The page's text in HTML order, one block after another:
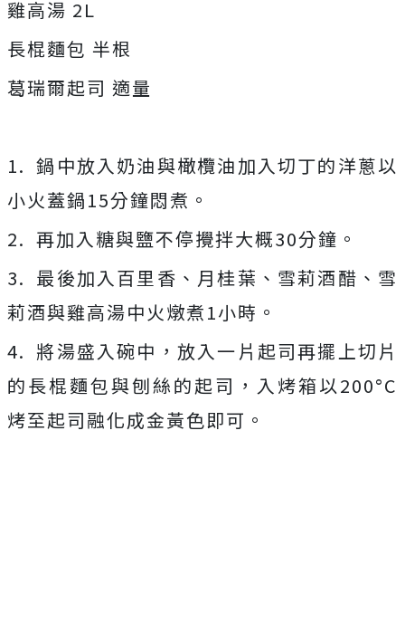
雞高湯 2L
長棍麵包 半根
葛瑞爾起司 適量
1. 鍋中放入奶油與橄欖油加入切丁的洋蔥以
小火蓋鍋15分鐘悶煮。
2. 再加入糖與鹽不停攪拌大概30分鐘。
3. 最後加入百里香、月桂葉、雪莉酒醋、雪
莉酒與雞高湯中火燉煮1小時。
4. 將湯盛入碗中，放入一片起司再擺上切片
的長棍麵包與刨絲的起司，入烤箱以200°C
烤至起司融化成金黃色即可。